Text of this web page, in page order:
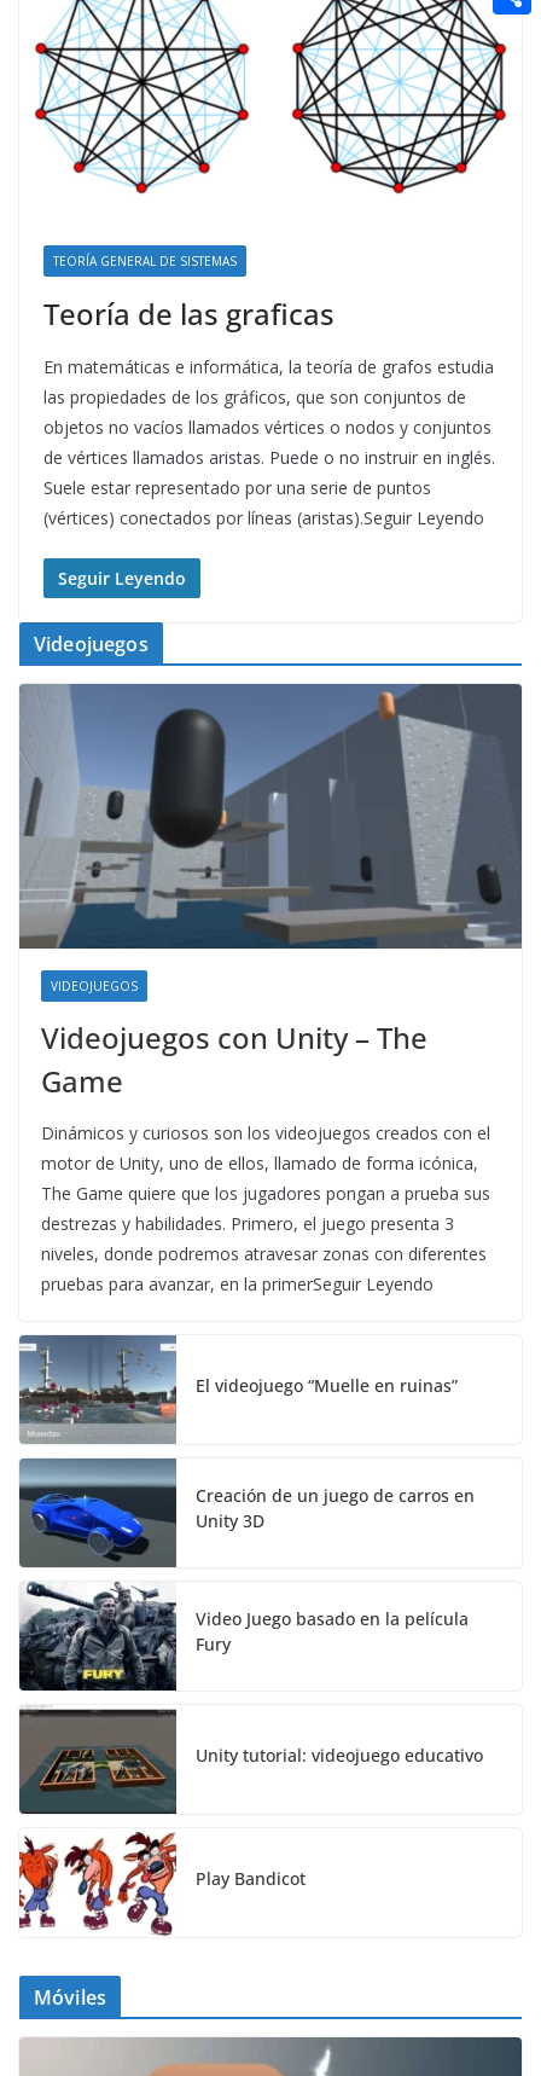
TEORÍA GENERAL DE SISTEMAS
Teoría de las graficas
En matemáticas e informática, la teoría de grafos estudia
las propiedades de los gráficos, que son conjuntos de
objetos no vacíos llamados vértices o nodos y conjuntos
de vértices llamados aristas. Puede o no instruir en inglés.
Suele estar representado por una serie de puntos
(vértices) conectados por líneas (aristas).Seguir Leyendo
Seguir Leyendo
Videojuegos
VIDEOJUEGOS
Videojuegos con Unity – The
Game
Dinámicos y curiosos son los videojuegos creados con el
motor de Unity, uno de ellos, llamado de forma icónica,
The Game quiere que los jugadores pongan a prueba sus
destrezas y habilidades. Primero, el juego presenta 3
niveles, donde podremos atravesar zonas con diferentes
pruebas para avanzar, en la primerSeguir Leyendo
El videojuego “Muelle en ruinas”
Creación de un juego de carros en
Unity 3D
Video Juego basado en la película
Fury
Unity tutorial: videojuego educativo
Play Bandicot
Móviles
n
e
r
e
r
e
r
e
a
i
l
d
d
C
o
m